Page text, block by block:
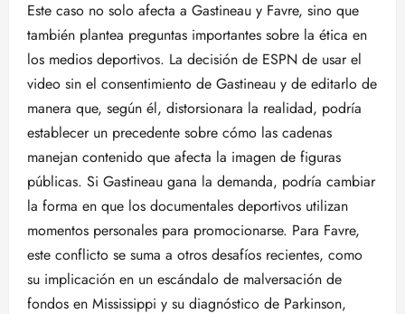
Este caso no solo afecta a Gastineau y Favre, sino que
también plantea preguntas importantes sobre la ética en
los medios deportivos. La decisión de ESPN de usar el
video sin el consentimiento de Gastineau y de editarlo de
manera que, según él, distorsionara la realidad, podría
establecer un precedente sobre cómo las cadenas
manejan contenido que afecta la imagen de figuras
públicas. Si Gastineau gana la demanda, podría cambiar
la forma en que los documentales deportivos utilizan
momentos personales para promocionarse. Para Favre,
este conflicto se suma a otros desafíos recientes, como
su implicación en un escándalo de malversación de
fondos en Mississippi y su diagnóstico de Parkinson,